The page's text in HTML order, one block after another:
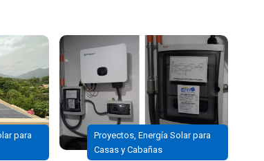
para
Proyectos, Energía Solar para
Casas y Cabañas